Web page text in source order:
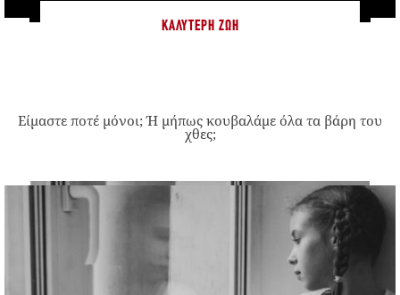
ΚΑΛΎΤΕΡΗ ΖΩΉ
Είμαστε ποτέ μόνοι; Ή μήπως κουβαλάμε όλα τα βάρη του
χθες;